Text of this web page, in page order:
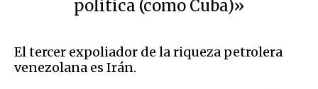
política (como Cuba)»
El tercer expoliador de la riqueza petrolera
venezolana es Irán.